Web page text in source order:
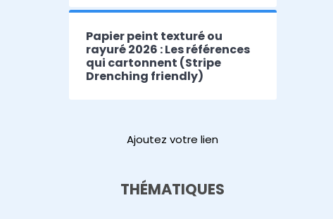
Papier peint texturé ou
rayuré 2026 : Les références
qui cartonnent (Stripe
Drenching friendly)
Ajoutez votre lien
THÉMATIQUES